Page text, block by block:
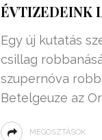
ÉVTIZEDEINK
Egy új kutatás
csillag
szupernóva
Betelgeuze az
MEGOSZTÁSOK